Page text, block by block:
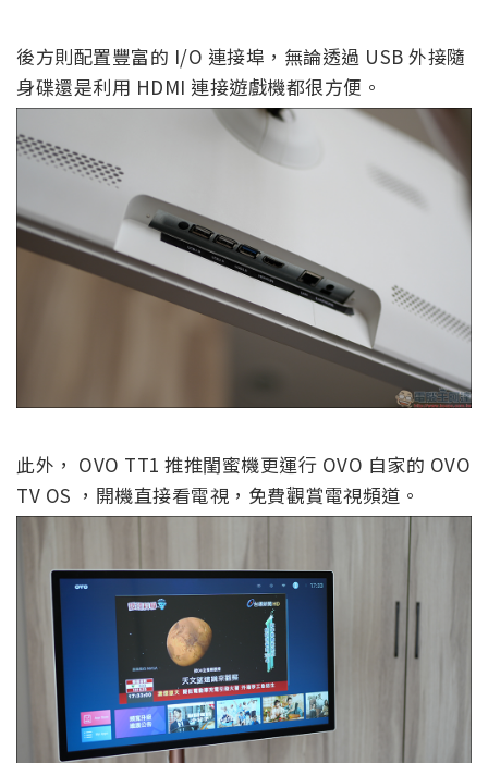
後方則配置豐富的 I/O 連接埠，無論透過 USB 外接隨
身碟還是利用 HDMI 連接遊戲機都很方便。
此外， OVO TT1 推推閨蜜機更運行 OVO 自家的 OVO
TV OS ，開機直接看電視，免費觀賞電視頻道。